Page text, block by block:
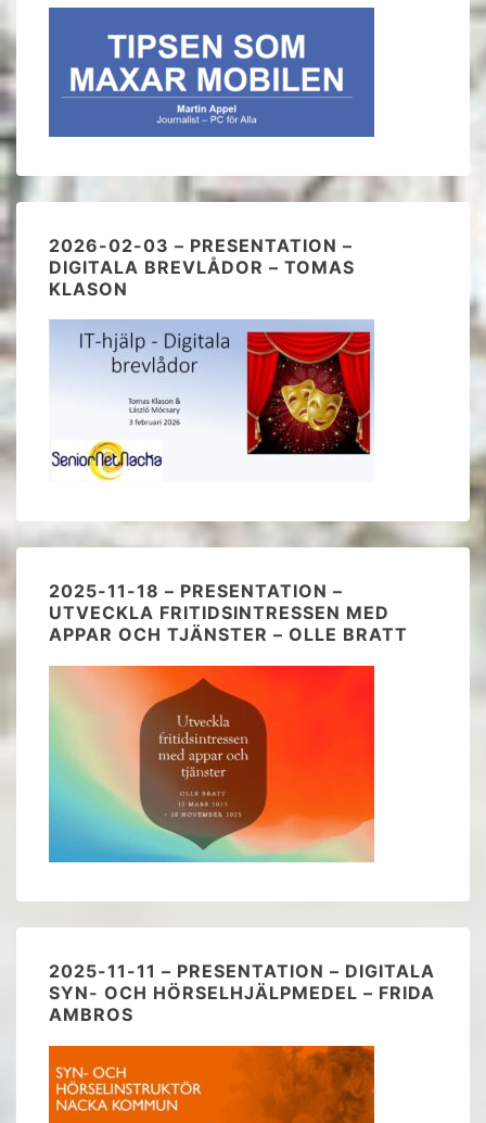
2026-02-03 – PRESENTATION –
DIGITALA BREVLÅDOR – TOMAS
KLASON
2025-11-18 – PRESENTATION –
UTVECKLA FRITIDSINTRESSEN MED
APPAR OCH TJÄNSTER – OLLE BRATT
2025-11-11 – PRESENTATION – DIGITALA
SYN- OCH HÖRSELHJÄLPMEDEL – FRIDA
AMBROS